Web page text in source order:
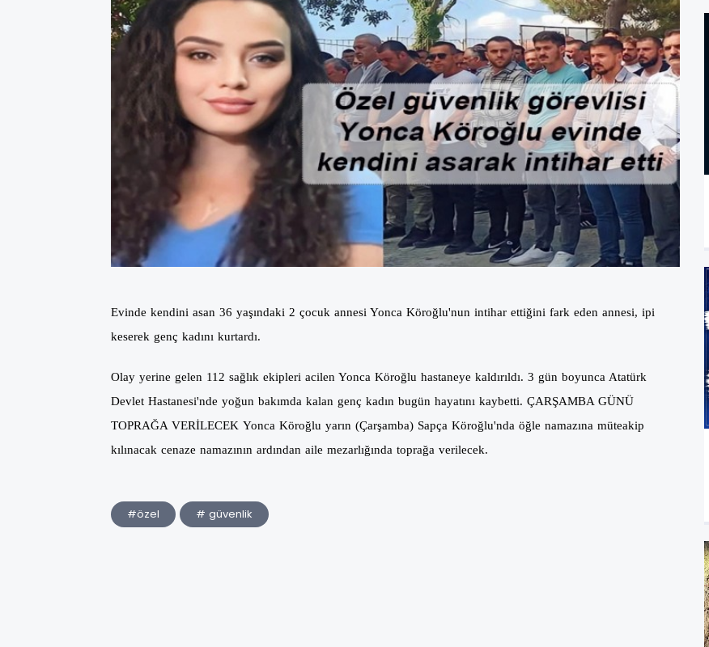
Evinde kendini asan 36 yaşındaki 2 çocuk annesi Yonca Köroğlu'nun intihar ettiğini fark eden annesi, ipi
keserek genç kadını kurtardı.
Olay yerine gelen 112 sağlık ekipleri acilen Yonca Köroğlu hastaneye kaldırıldı. 3 gün boyunca Atatürk
Devlet Hastanesi'nde yoğun bakımda kalan genç kadın bugün hayatını kaybetti. ÇARŞAMBA GÜNÜ
TOPRAĞA VERİLECEK Yonca Köroğlu yarın (Çarşamba) Sapça Köroğlu'nda öğle namazına müteakip
kılınacak cenaze namazının ardından aile mezarlığında toprağa verilecek.
#özel # güvenlik